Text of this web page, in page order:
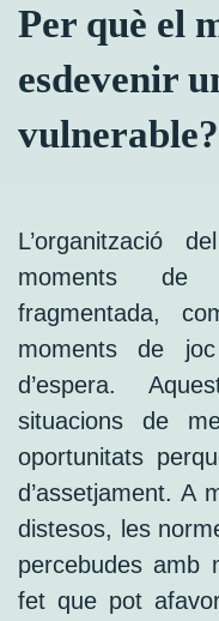
Per què el
esdevenir
vulnerable?
L’organització
moments de
fragmentada,
moments de
d’espera.
situacions de
oportunitats
d’assetjament. A
distesos, les
percebudes amb
fet que pot